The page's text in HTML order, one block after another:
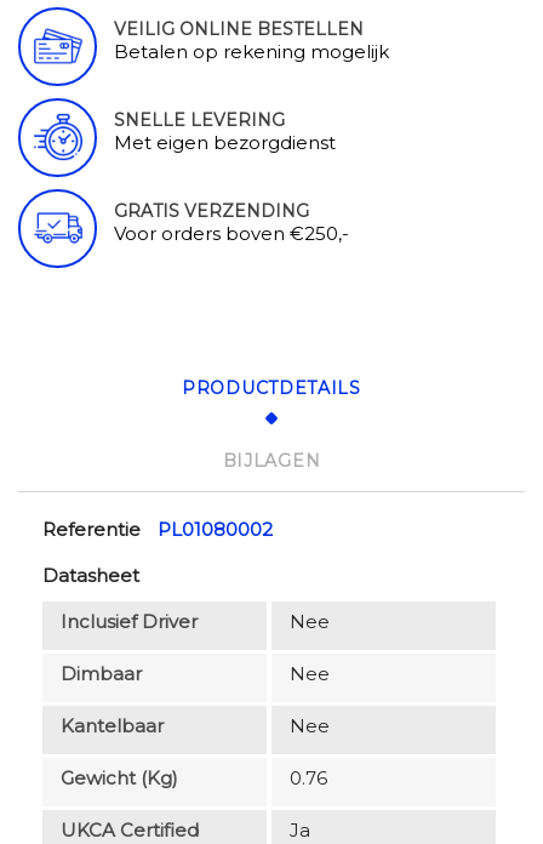
VEILIG ONLINE BESTELLEN
Betalen op rekening mogelijk
SNELLE LEVERING
Met eigen bezorgdienst
GRATIS VERZENDING
Voor orders boven €250,-
PRODUCTDETAILS
BIJLAGEN
Referentie
PL01080002
Datasheet
Inclusief Driver
Nee
Dimbaar Nee
Kantelbaar Nee
Gewicht (kg) 0.76
UKCA Certified Ja